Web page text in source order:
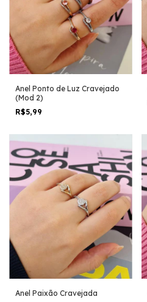
Anel Ponto de Luz Cravejado
(Mod 2)
R$5,99
Anel Paixão Cravejada